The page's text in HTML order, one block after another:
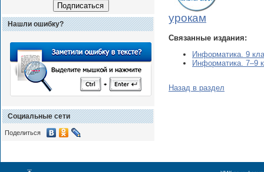
Нашли ошибку?
Социальные сети
Поделиться
урокам
Связанные издания:
Информатика. 9
Информатика. 7–9
Назад в раздел